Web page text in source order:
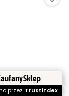
Sklep
przez: Trustindex